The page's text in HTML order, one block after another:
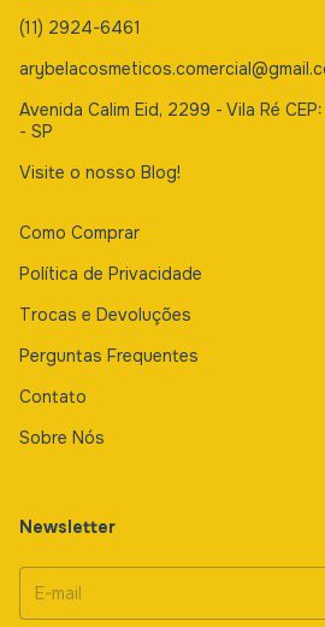
(11) 2924-6461
Avenida Calim Eid, 2299 - Vila Ré
- SP
Visite o nosso Blog!
Como Comprar
Política de Privacidade
Trocas e Devoluções
Perguntas Frequentes
Contato
Sobre Nós
Newsletter